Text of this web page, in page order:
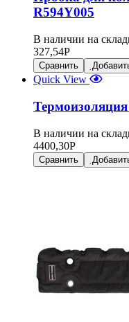
R594Y005
В наличии на
327,54Р
Сравнить
Quick View
В наличии на
4400,30Р
Сравнить